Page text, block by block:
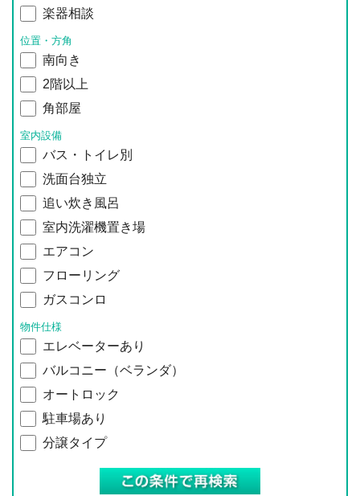
楽器相談
位置・方角
南向き
2階以上
角部屋
室内設備
バス・トイレ別
洗面台独立
追い炊き風呂
室内洗濯機置き場
エアコン
フローリング
ガスコンロ
物件仕様
エレベーターあり
バルコニー（ベランダ）
オートロック
駐車場あり
分譲タイプ